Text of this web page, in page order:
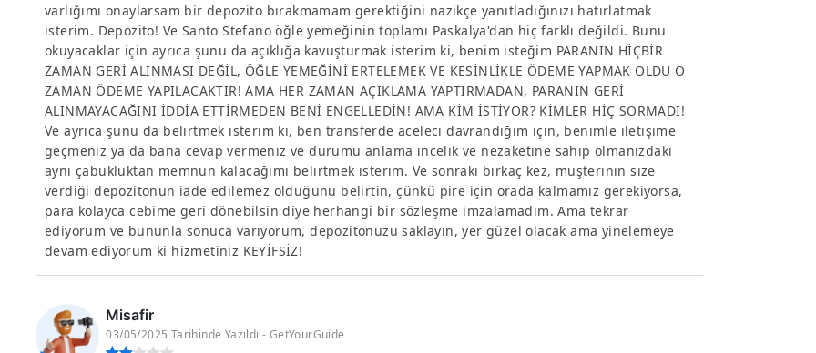
varlığımı onaylarsam bir depozito bırakmamam gerektiğini nazikçe yanıtladığınızı hatırlatmak
isterim. Depozito! Ve Santo Stefano öğle yemeğinin toplamı Paskalya'dan hiç farklı değildi. Bunu
okuyacaklar için ayrıca şunu da açıklığa kavuşturmak isterim ki, benim isteğim PARANIN HİÇBİR
ZAMAN GERİ ALINMASI DEĞİL, ÖĞLE YEMEĞİNİ ERTELEMEK VE KESİNLİKLE ÖDEME YAPMAK OLDU O
ZAMAN ÖDEME YAPILACAKTIR! AMA HER ZAMAN AÇIKLAMA YAPTIRMADAN, PARANIN GERİ
ALINMAYACAĞINI İDDİA ETTİRMEDEN BENİ ENGELLEDİN! AMA KİM İSTİYOR? KİMLER HİÇ SORMADI!
Ve ayrıca şunu da belirtmek isterim ki, ben transferde aceleci davrandığım için, benimle iletişime
geçmeniz ya da bana cevap vermeniz ve durumu anlama incelik ve nezaketine sahip olmanızdaki
aynı çabukluktan memnun kalacağımı belirtmek isterim. Ve sonraki birkaç kez, müşterinin size
verdiği depozitonun iade edilemez olduğunu belirtin, çünkü pire için orada kalmamız gerekiyorsa,
para kolayca cebime geri dönebilsin diye herhangi bir sözleşme imzalamadım. Ama tekrar
ediyorum ve bununla sonuca varıyorum, depozitonuzu saklayın, yer güzel olacak ama yinelemeye
devam ediyorum ki hizmetiniz KEYİFSİZ!
Misafir
03/05/2025 Tarihinde Yazıldı - GetYourGuide